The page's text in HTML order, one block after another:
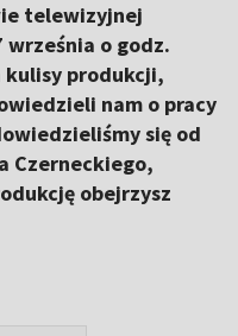
telewizyjnej
o godz.
kulisy produkcji,
nam o pracy
się od
Czerneckiego,
obejrzysz